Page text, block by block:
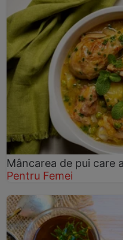
Mâncarea de pui care
Pentru Femei